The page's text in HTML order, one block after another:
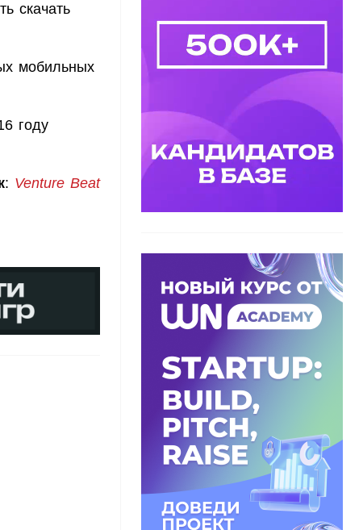
скачать
мобильных
году
: Venture Beat